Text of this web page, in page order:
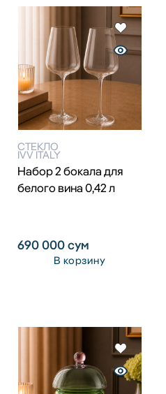
СТЕКЛО
IVV ITALY
Набор 2 бокала для
белого вина 0,42 л
690 000сум
В корзину